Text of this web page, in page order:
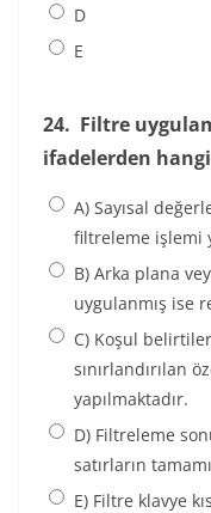
D
E
24. Filtre
ifadelerden
A) Sayısal
filtreleme işlemi
B) Arka plana
uygulanmış ise
C) Koşul
sınırlandırılan
yapılmaktadır.
D) Filtreleme
satırların
E) Filtre klavye